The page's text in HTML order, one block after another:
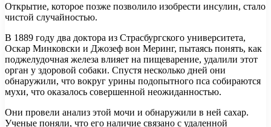
Открытие, которое позже позволило изобрести инсулин, стало
чистой случайностью.
В 1889 году два доктора из Страсбургского университета,
Оскар Минковски и Джозеф вон Меринг, пытаясь понять, как
поджелудочная железа влияет на пищеварение, удалили этот
орган у здоровой собаки. Спустя несколько дней они
обнаружили, что вокруг урины подопытного пса собираются
мухи, что оказалось совершенной неожиданностью.
Они провели анализ этой мочи и обнаружили в ней сахар.
Ученые поняли, что его наличие связано с удаленной